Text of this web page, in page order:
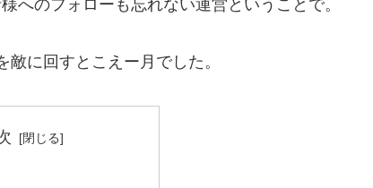
へのフォローも忘れない運営ということで。
に回すとこえー月でした。